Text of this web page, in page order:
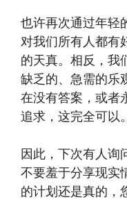
也许再次通过年轻
对我们所有人都有
的天真。相反，我
缺乏的、急需的乐
在没有答案，或者
追求，这完全可以。
因此，下次有人询
不要羞于分享现实
的计划还是真的，